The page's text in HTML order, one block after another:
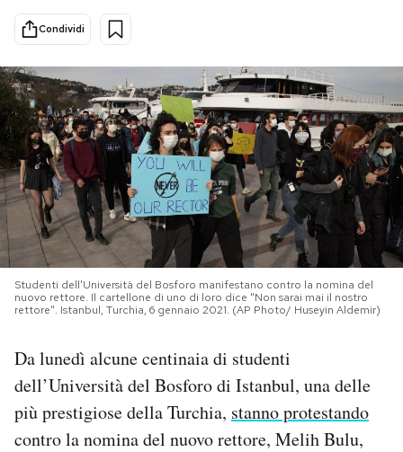
Cultura
Economia
Sport
Mondiali calcio 2026
PODCAST
NEWSLETTER
I MIEI PREFERITI
CALENDARIO
AREA PERSONALE
Condividi
Studenti dell'Università del Bosforo manifestano contro la nomina del
nuovo rettore. Il cartellone di uno di loro dice "Non sarai mai il nostro
rettore". Istanbul, Turchia, 6 gennaio 2021. (AP Photo/ Huseyin Aldemir)
Da lunedì alcune centinaia di studenti
dell’Università del Bosforo di Istanbul, una delle
più prestigiose della Turchia, stanno protestando
contro la nomina del nuovo rettore, Melih Bulu,